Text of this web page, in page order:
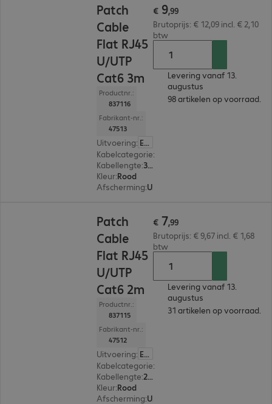
Patch
Cable
Flat RJ45
U/UTP
Cat6 3m
Productnr.:
837116
Fabrikant-nr.:
47513
Uitvoering: Europa
Kabelcategorie:
Kabellengte: 3 m
Kleur:Rood
Afscherming: U/UTP
€ 9,99
Brutoprijs: € 12,09 incl. € 2,10
btw
Levering vanaf 13.
augustus
98 artikelen op voorraad.
Patch
Cable
Flat RJ45
U/UTP
Cat6 2m
Productnr.:
837115
Fabrikant-nr.:
47512
Uitvoering: Europa
Kabelcategorie:
Kabellengte: 2 m
Kleur:Rood
Afscherming: U/UTP
€ 7,99
Brutoprijs: € 9,67 incl. € 1,68
btw
Levering vanaf 13.
augustus
31 artikelen op voorraad.